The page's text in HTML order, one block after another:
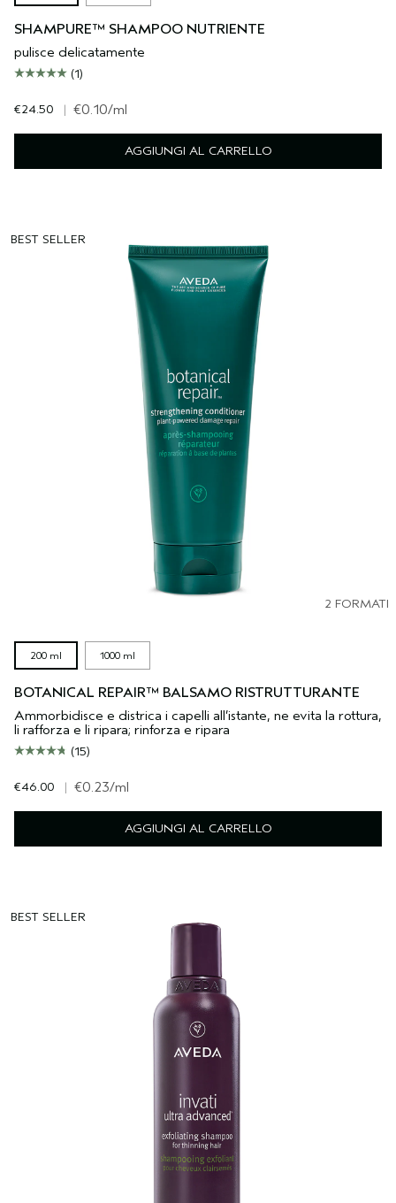
SHAMPURE™ SHAMPOO NUTRIENTE
pulisce delicatamente
(1)
€24.50 | €0.10/ml
AGGIUNGI AL CARRELLO
BEST SELLER
2 FORMATI
200 ml 1000 ml
BOTANICAL REPAIR™ BALSAMO RISTRUTTURANTE
Ammorbidisce e districa i capelli all’istante, ne evita la rottura,
li rafforza e li ripara; rinforza e ripara
(15)
€46.00 | €0.23/ml
AGGIUNGI AL CARRELLO
BEST SELLER